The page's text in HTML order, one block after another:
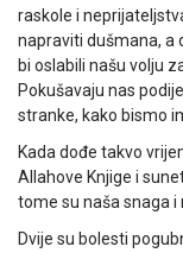
raskole i
napraviti dušmana, a
bi oslabili našu volju
Pokušavaju nas
stranke, kako bismo
Kada dođe takvo
Allahove Knjige i
tome su naša snaga i
Dvije su bolesti